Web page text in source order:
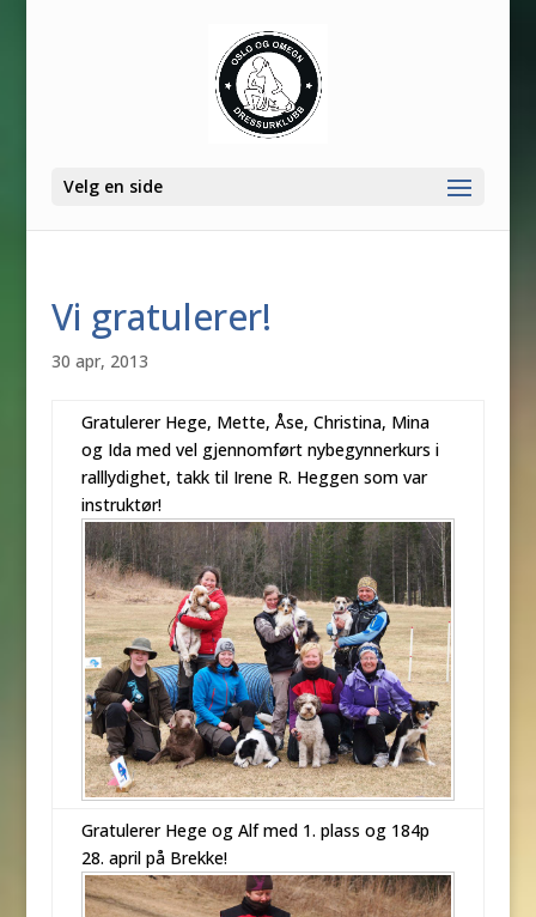
Velg en side
Vi gratulerer!
30 apr, 2013
Gratulerer Hege, Mette, Åse, Christina, Mina
og Ida med vel gjennomført nybegynnerkurs i
ralllydighet, takk til Irene R. Heggen som var
instruktør!
Gratulerer Hege og Alf med 1. plass og 184p
28. april på Brekke!